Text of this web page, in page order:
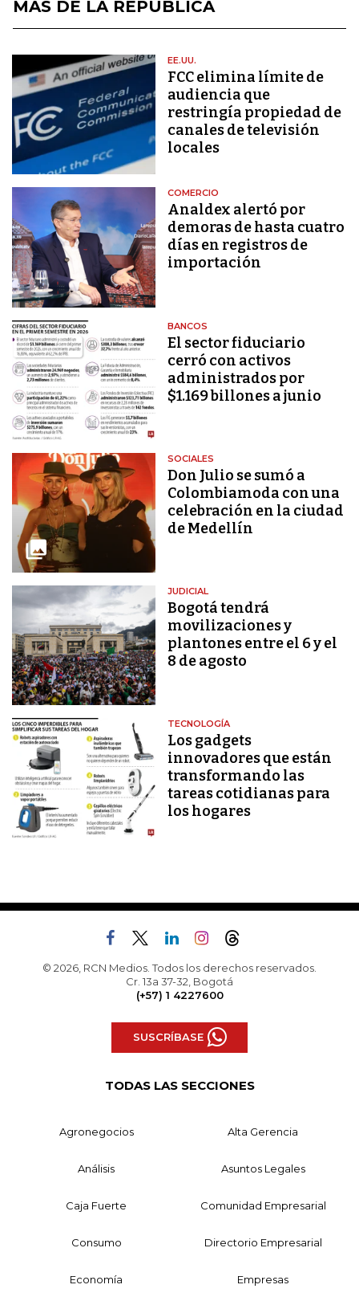
MÁS DE LA REPÚBLICA
EE.UU.
FCC elimina límite de
audiencia que
restringía propiedad de
canales de televisión
locales
COMERCIO
Analdex alertó por
demoras de hasta cuatro
días en registros de
importación
BANCOS
El sector fiduciario
cerró con activos
administrados por
$1.169 billones a junio
SOCIALES
Don Julio se sumó a
Colombiamoda con una
celebración en la ciudad
de Medellín
JUDICIAL
Bogotá tendrá
movilizaciones y
plantones entre el 6 y el
8 de agosto
TECNOLOGÍA
Los gadgets
innovadores que están
transformando las
tareas cotidianas para
los hogares
© 2026, RCN Medios. Todos los derechos reservados.
Cr. 13a 37-32, Bogotá
(+57) 1 4227600
SUSCRÍBASE
TODAS LAS SECCIONES
Agronegocios Alta Gerencia
Análisis Asuntos Legales
Caja Fuerte Comunidad Empresarial
Consumo Directorio Empresarial
Economía Empresas